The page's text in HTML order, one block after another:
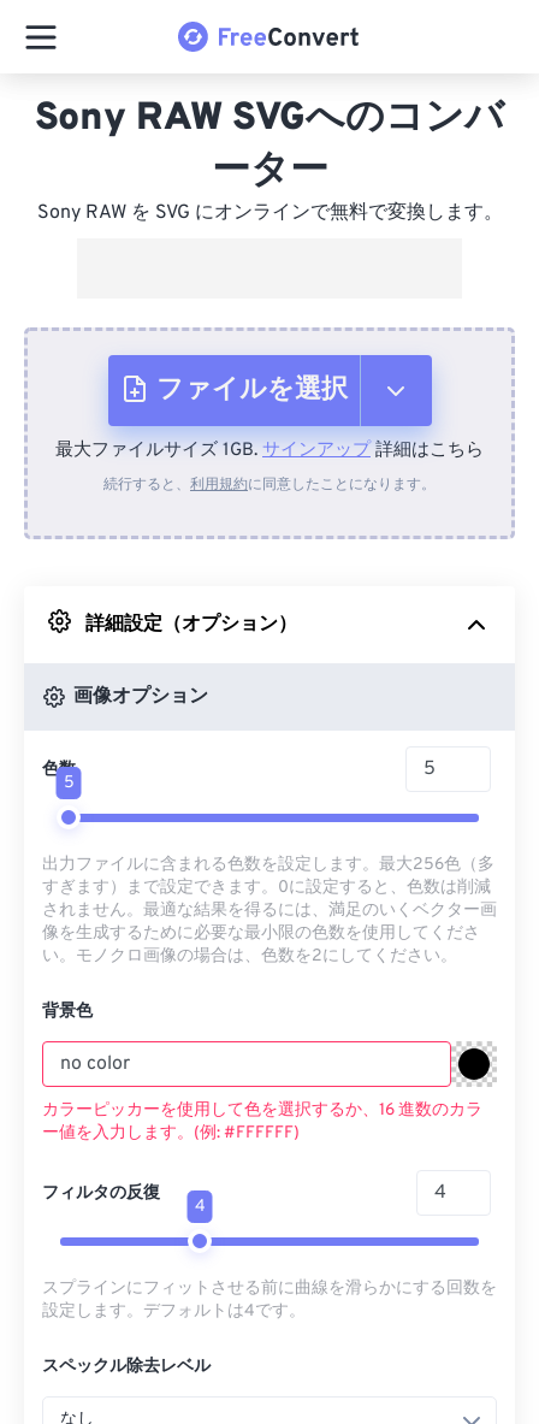
Sony RAW SVGへのコンバ
ーター
Sony RAW を SVG にオンラインで無料で変換します。
ファイルを選択
デバイスから
Googleドライブから
最大ファイルサイズ 1GB. サインアップ詳細はこちら
続行すると、 利用規約に同意したことになります。
詳細設定（オプション）
画像オプション
色数
5
出力ファイルに含まれる色数を設定します。最大256色（多
すぎます）まで設定できます。0に設定すると、色数は削減
されません。最適な結果を得るには、満足のいくベクター画
像を生成するために必要な最小限の色数を使用してくださ
い。モノクロ画像の場合は、色数を2にしてください。
背景色
カラーピッカーを使用して色を選択するか、16 進数のカラ
ー値を入力します。(例: #FFFFFF)
フィルタの反復
4
スプラインにフィットさせる前に曲線を滑らかにする回数を
設定します。デフォルトは4です。
スペックル除去レベル
なし